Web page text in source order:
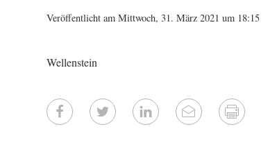
Veröffentlicht am Mittwoch, 31. März 2021 um 18:15
Wellenstein